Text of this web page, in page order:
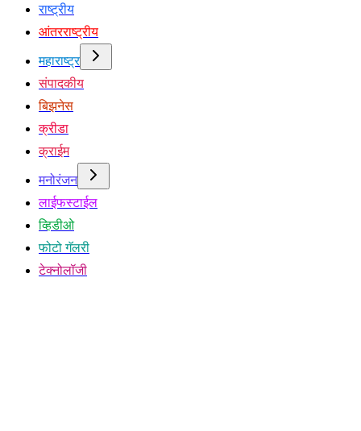
राष्ट्रीय
आंतरराष्ट्रीय
महाराष्ट्र
संपादकीय
बिझनेस
क्रीडा
क्राईम
मनोरंजन
लाईफस्टाईल
व्हिडीओ
फोटो गॅलरी
टेक्नोलॉजी